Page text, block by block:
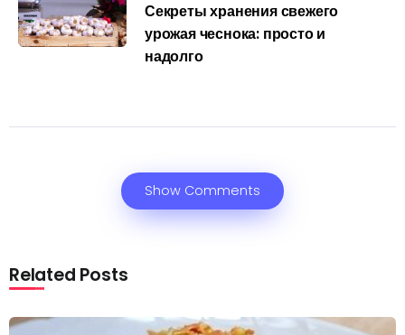
Секреты хранения свежего
урожая чеснока: просто и
надолго
Show Comments
Related Posts